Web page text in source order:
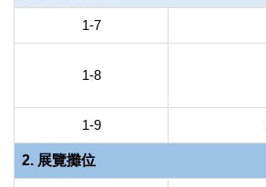
1-7
1-8
1-9
2. 展覽攤位